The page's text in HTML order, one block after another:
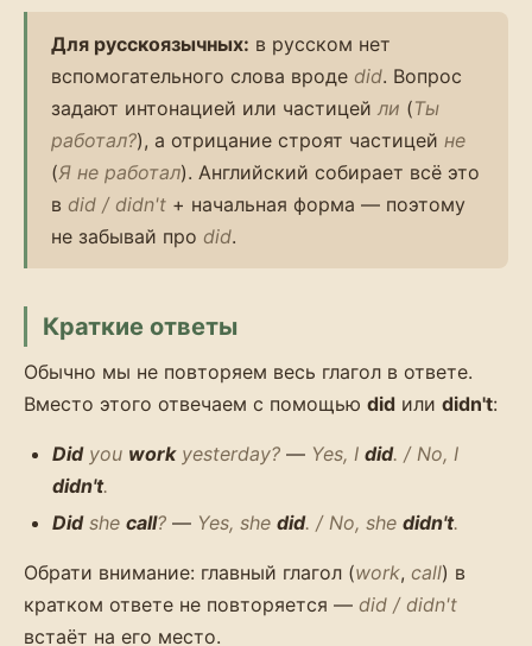
Для русскоязычных: в русском нет
вспомогательного слова вроде did. Вопрос
задают интонацией или частицей ли (Ты
работал?), а отрицание строят частицей не
(Я не работал). Английский собирает всё это
в did / didn't + начальная форма — поэтому
не забывай про did.
Краткие ответы
Обычно мы не повторяем весь глагол в ответе.
Вместо этого отвечаем с помощью did или didn't:
Didyou workyesterday? — Yes, I did. / No, I
didn't.
Didshe call? — Yes, she did. / No, she didn't.
Обрати внимание: главный глагол (work, call) в
кратком ответе не повторяется — did / didn't
встаёт на его место.